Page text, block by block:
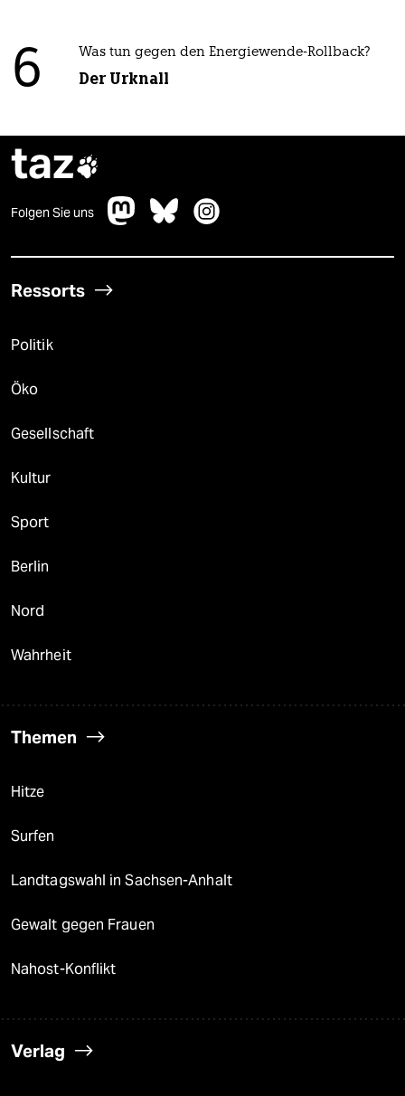
6 Was tun gegen den Energiewende-Rollback?
Der Urknall
taz
Folgen Sie uns
Ressorts
Politik
Öko
Gesellschaft
Kultur
Sport
Berlin
Nord
Wahrheit
Themen
Hitze
Surfen
Landtagswahl in Sachsen-Anhalt
Gewalt gegen Frauen
Nahost-Konflikt
Verlag